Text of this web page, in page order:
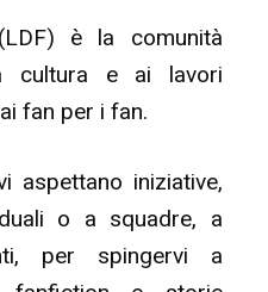
è la comunità
cultura e ai lavori
fan per i fan.
aspettano iniziative,
o a squadre, a
per spingervi a